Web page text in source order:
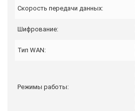
Скорость передачи данных:
Шифрование:
Тип WAN:
Режимы работы: